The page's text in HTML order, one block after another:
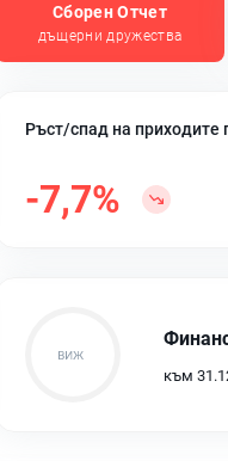
Сборен Отчет
дъщерни дружества
Ръст/спад на приходите
-7,7%
към